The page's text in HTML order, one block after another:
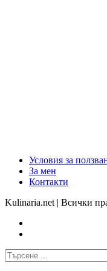
Условия за
За мен
Контакти
Kulinaria.net | Всички